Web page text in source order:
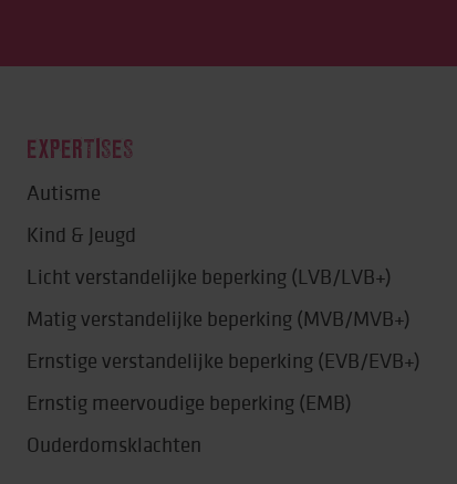
EXPERTISES
Autisme
Kind & Jeugd
Licht verstandelijke beperking (LVB/LVB+)
Matig verstandelijke beperking (MVB/MVB+)
Ernstige verstandelijke beperking (EVB/EVB+)
Ernstig meervoudige beperking (EMB)
Ouderdomsklachten